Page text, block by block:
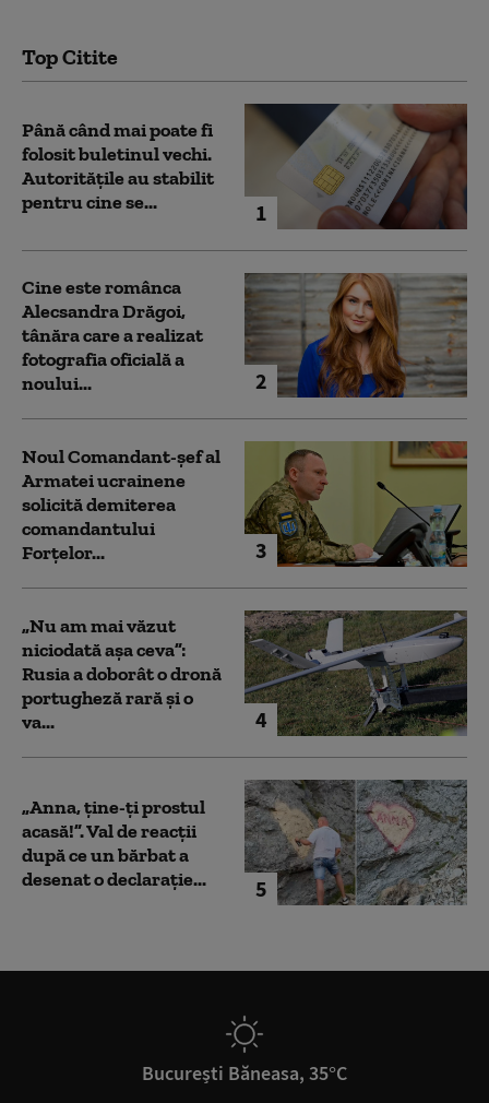
Top Citite
1
Până când mai poate fi
folosit buletinul vechi.
Autoritățile au stabilit
pentru cine se...
2
Cine este românca
Alecsandra Drăgoi,
tânăra care a realizat
fotografia oficială a
noului...
3
Noul Comandant-șef al
Armatei ucrainene
solicită demiterea
comandantului
Forțelor...
4
„Nu am mai văzut
niciodată așa ceva”:
Rusia a doborât o dronă
portugheză rară și o
va...
5
„Anna, ţine-ţi prostul
acasă!”. Val de reacții
după ce un bărbat a
desenat o declarație...
București Băneasa, 35°C